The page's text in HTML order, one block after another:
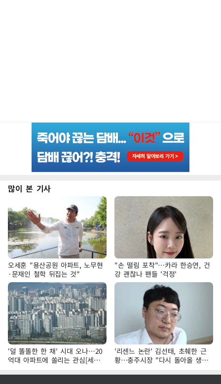
많이 본 기사
오세훈 "용산공원 아파트, 노무현
·문재인 철학 뒤집는 것"
"손 떨림 포착"…카라 한승연, 건
강 괜찮나 팬들 '걱정'
'덜 똘똘한 한 채' 시대 오나…20
억대 아파트에 쏠리는 관심[세제
개편, 그 이후②]
'리센느 논란' 김선태, 초췌한 근
황…충주시장 "다시 돌아올 생
각?"